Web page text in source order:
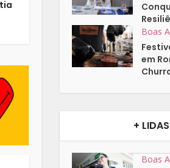
Boas
em
+ LIDAS
Boas